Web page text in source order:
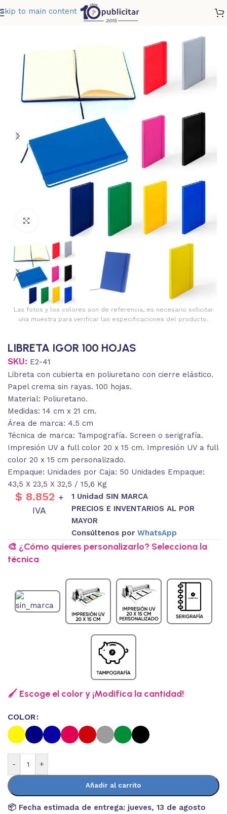
Skip to main content
LIBRETA IGOR 100 HOJAS
Las fotos y los colores son de referencia, es necesario solicitar
una muestra para verificar las especificaciones del producto.
LIBRETA IGOR 100 HOJAS
SKU: E2-41
Libreta con cubierta en poliuretano con cierre elástico.
Papel crema sin rayas. 100 hojas.
Material: Poliuretano.
Medidas: 14 cm x 21 cm.
Área de marca: 4.5 cm
Técnica de marca: Tampografía. Screen o serigrafía.
Impresión UV a full color 20 x 15 cm. Impresión UV a full
color 20 x 15 cm personalizado.
Empaque: Unidades por Caja: 50 Unidades Empaque:
43,5 X 23,5 X 32,5 / 15,6 Kg
$ 8.852 +
IVA
1 Unidad SIN MARCA
PRECIOS E INVENTARIOS AL POR
MAYOR
Consúltenos por WhatsApp
🎨 ¿Cómo quieres personalizarlo? Selecciona la
técnica
🖌️ Escoge el color y ¡Modifica la cantidad!
COLOR
- +
Añadir al carrito
📦 Fecha estimada de entrega: jueves, 13 de agosto